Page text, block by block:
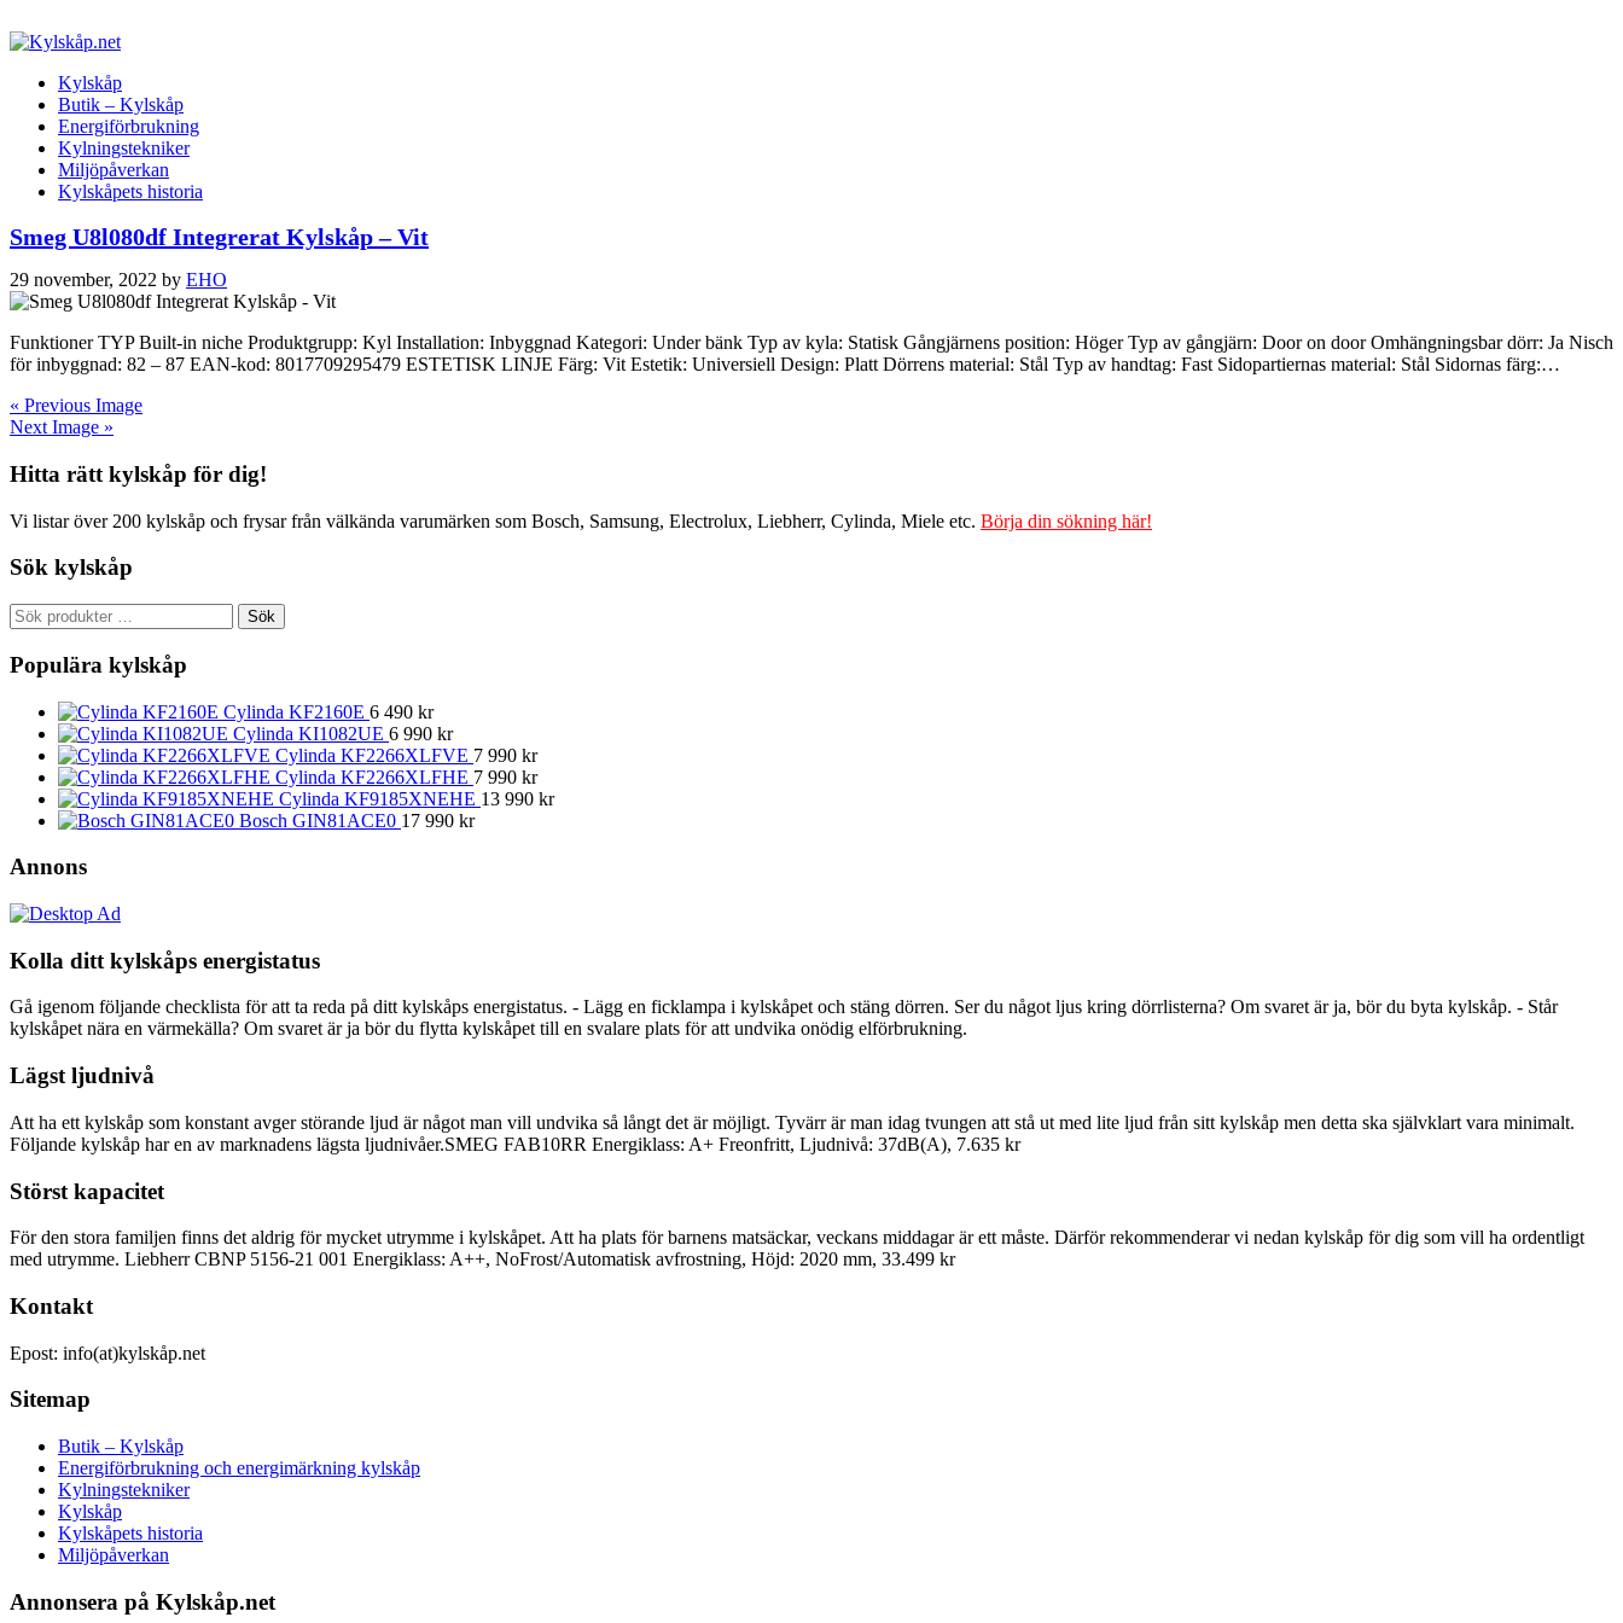
Kylskåp
Butik – Kylskåp
Energiförbrukning
Kylningstekniker
Miljöpåverkan
Kylskåpets historia
Smeg U8l080df Integrerat Kylskåp – Vit
29 november, 2022 by EHO
Funktioner TYP Built-in niche Produktgrupp: Kyl Installation: Inbyggnad Kategori: Under bänk Typ av kyla: Statisk Gångjärnens position: Höger Typ av gångjärn: Door on door Omhängningsbar dörr: Ja Nisch
för inbyggnad: 82 – 87 EAN-kod: 8017709295479 ESTETISK LINJE Färg: Vit Estetik: Universiell Design: Platt Dörrens material: Stål Typ av handtag: Fast Sidopartiernas material: Stål Sidornas färg:…
« Previous Image
Next Image »
Hitta rätt kylskåp för dig!
Vi listar över 200 kylskåp och frysar från välkända varumärken som Bosch, Samsung, Electrolux, Liebherr, Cylinda, Miele etc. Börja din sökning här!
Sök kylskåp
Sök
efter:
Sök
Populära kylskåp
Cylinda KF2160E 6 490 kr
Cylinda KI1082UE 6 990 kr
Cylinda KF2266XLFVE 7 990 kr
Cylinda KF2266XLFHE 7 990 kr
Cylinda KF9185XNEHE 13 990 kr
Bosch GIN81ACE0 17 990 kr
Annons
Kolla ditt kylskåps energistatus
Gå igenom följande checklista för att ta reda på ditt kylskåps energistatus. - Lägg en ficklampa i kylskåpet och stäng dörren. Ser du något ljus kring dörrlisterna? Om svaret är ja, bör du byta kylskåp. - Står
kylskåpet nära en värmekälla? Om svaret är ja bör du flytta kylskåpet till en svalare plats för att undvika onödig elförbrukning.
Lägst ljudnivå
Att ha ett kylskåp som konstant avger störande ljud är något man vill undvika så långt det är möjligt. Tyvärr är man idag tvungen att stå ut med lite ljud från sitt kylskåp men detta ska självklart vara minimalt.
Följande kylskåp har en av marknadens lägsta ljudnivåer.SMEG FAB10RR Energiklass: A+ Freonfritt, Ljudnivå: 37dB(A), 7.635 kr
Störst kapacitet
För den stora familjen finns det aldrig för mycket utrymme i kylskåpet. Att ha plats för barnens matsäckar, veckans middagar är ett måste. Därför rekommenderar vi nedan kylskåp för dig som vill ha ordentligt
med utrymme. Liebherr CBNP 5156-21 001 Energiklass: A++, NoFrost/Automatisk avfrostning, Höjd: 2020 mm, 33.499 kr
Kontakt
Epost: info(at)kylskåp.net
Sitemap
Butik – Kylskåp
Energiförbrukning och energimärkning kylskåp
Kylningstekniker
Kylskåp
Kylskåpets historia
Miljöpåverkan
Annonsera på Kylskåp.net